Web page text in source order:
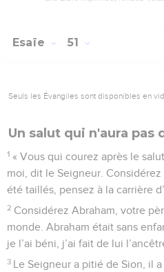
Esaïe 51
Seuls les Évangiles sont disponibles en
Un salut qui n'aura pas
1 « Vous qui courez après le
moi, dit le Seigneur.
été taillés, pensez à la carrière
2 Considérez Abraham, votre
monde. Abraham était sans
je l’ai béni, j’ai fait de lui
3 Le Seigneur a pitié de Sion, il